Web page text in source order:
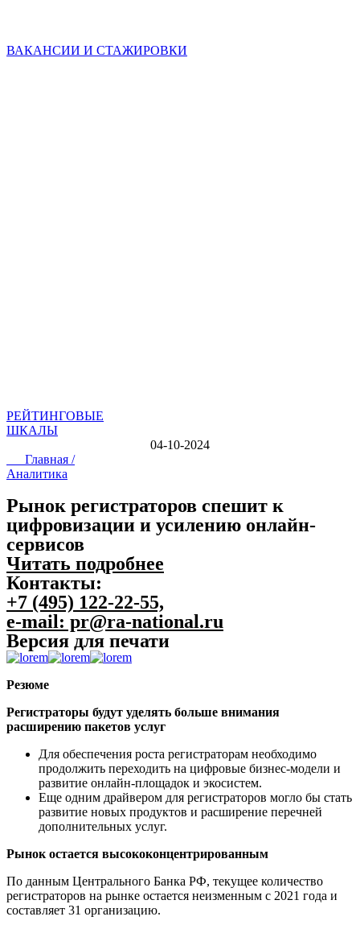
ВАКАНСИИ И СТАЖИРОВКИ
РЕЙТИНГОВЫЕ
ШКАЛЫ
04-10-2024
Главная /
Аналитика
Рынок регистраторов спешит к
цифровизации и усилению онлайн-
сервисов
Читать подробнее
Контакты:
+7 (495) 122-22-55,
e-mail: pr@ra-national.ru
Версия для печати
Резюме
Регистраторы будут уделять больше внимания
расширению пакетов услуг
Для обеспечения роста регистраторам необходимо
продолжить переходить на цифровые бизнес-модели и
развитие онлайн-площадок и экосистем.
Еще одним драйвером для регистраторов могло бы стать
развитие новых продуктов и расширение перечней
дополнительных услуг.
Рынок остается высококонцентрированным
По данным Центрального Банка РФ, текущее количество
регистраторов на рынке остается неизменным с 2021 года и
составляет 31 организацию.